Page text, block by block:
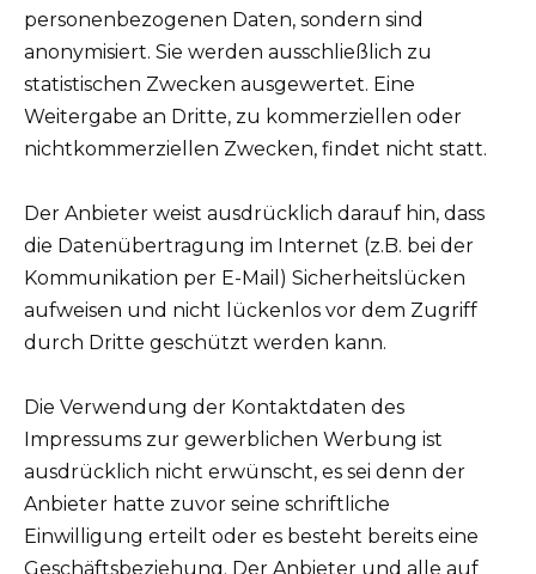
personenbezogenen Daten, sondern sind
anonymisiert. Sie werden ausschließlich zu
statistischen Zwecken ausgewertet. Eine
Weitergabe an Dritte, zu kommerziellen oder
nichtkommerziellen Zwecken, findet nicht statt.
Der Anbieter weist ausdrücklich darauf hin, dass
die Datenübertragung im Internet (z.B. bei der
Kommunikation per E-Mail) Sicherheitslücken
aufweisen und nicht lückenlos vor dem Zugriff
durch Dritte geschützt werden kann.
Die Verwendung der Kontaktdaten des
Impressums zur gewerblichen Werbung ist
ausdrücklich nicht erwünscht, es sei denn der
Anbieter hatte zuvor seine schriftliche
Einwilligung erteilt oder es besteht bereits eine
Geschäftsbeziehung. Der Anbieter und alle auf